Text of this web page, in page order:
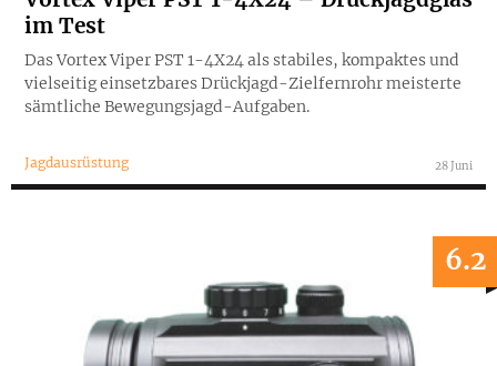
im Test
Das Vortex Viper PST 1-4X24 als stabiles, kompaktes und
vielseitig einsetzbares Drückjagd-Zielfernrohr meisterte
sämtliche Bewegungsjagd-Aufgaben.
Jagdausrüstung 28 Juni
6.2